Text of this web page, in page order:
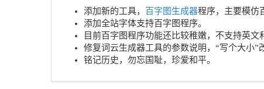
添加新的工具， 百字图生成器程序，主要模仿
添加全站字体支持百字图程序。
目前百字图程序功能还比较稚嫩，不支持英文
修复词云生成器工具的参数说明，“写个大小”
铭记历史，勿忘国耻，珍爱和平。